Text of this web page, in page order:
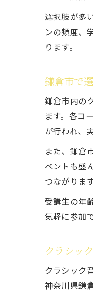
選択肢が多
ンの頻度、
ります。
鎌倉市で
鎌倉市内の
ます。各コ
が行われ、
また、鎌倉
ベントも盛
つながります
受講生の年
気軽に参加
クラシッ
クラシック
神奈川県鎌